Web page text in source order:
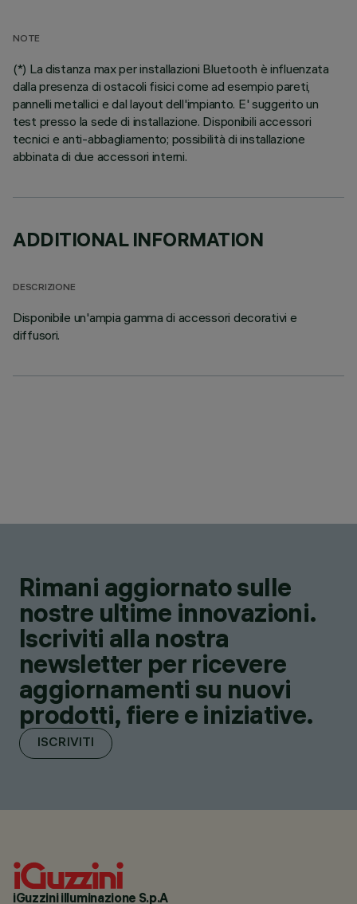
NOTE
(*) La distanza max per installazioni Bluetooth è influenzata
dalla presenza di ostacoli fisici come ad esempio pareti,
pannelli metallici e dal layout dell'impianto. E' suggerito un
test presso la sede di installazione. Disponibili accessori
tecnici e anti-abbagliamento; possibilità di installazione
abbinata di due accessori interni.
ADDITIONAL INFORMATION
DESCRIZIONE
Disponibile un'ampia gamma di accessori decorativi e
diffusori.
Rimani aggiornato sulle
nostre ultime innovazioni.
Iscriviti alla nostra
newsletter per ricevere
aggiornamenti su nuovi
prodotti, fiere e iniziative.
ISCRIVITI
iGuzzini illuminazione S.p.A